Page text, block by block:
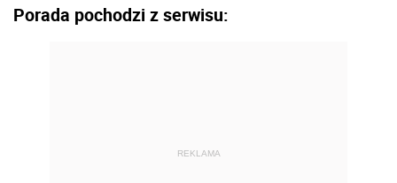
Porada pochodzi z serwisu:
REKLAMA